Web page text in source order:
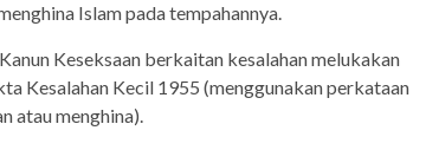
Islam pada tempahannya.
Keseksaan berkaitan kesalahan melukakan
Kesalahan Kecil 1955 (menggunakan perkataan
atau menghina).